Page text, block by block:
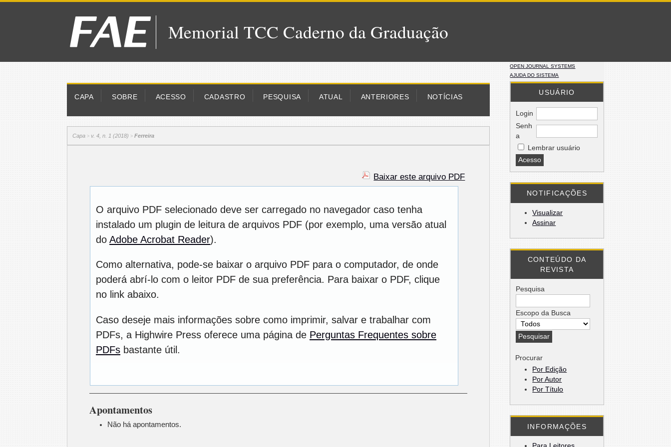
Memorial TCC Caderno da Graduação
OPEN JOURNAL SYSTEMS
AJUDA DO SISTEMA
USUÁRIO
Login
Senh
a
Lembrar usuário
NOTIFICAÇÕES
Visualizar
Assinar
CONTEÚDO DA
REVISTA
Pesquisa
Escopo da Busca
Procurar
Por Edição
Por Autor
Por Título
INFORMAÇÕES
CAPA SOBRE ACESSO CADASTRO PESQUISA ATUAL ANTERIORES NOTÍCIAS
Capa >v. 4, n. 1 (2018) >Ferreira
Baixar este arquivo PDF
O arquivo PDF selecionado deve ser carregado no navegador caso tenha
instalado um plugin de leitura de arquivos PDF (por exemplo, uma versão atual
doAdobe Acrobat Reader).
Como alternativa, pode-se baixar o arquivo PDF para o computador, de onde
poderá abrí-lo com o leitor PDF de sua preferência. Para baixar o PDF, clique
no link abaixo.
Caso deseje mais informações sobre como imprimir, salvar e trabalhar com
PDFs, a Highwire Press oferece uma página de Perguntas Frequentes sobre
PDFs bastante útil.
Apontamentos
Não há apontamentos.